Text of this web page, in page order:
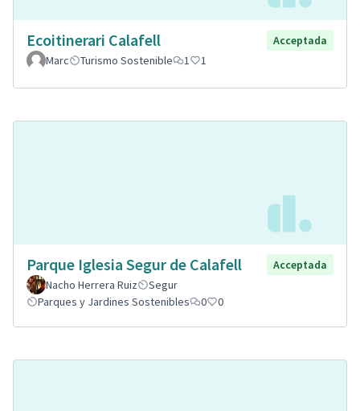
Ecoitinerari Calafell
Acceptada
Marc
Turismo Sostenible 1 1
Parque Iglesia Segur de Calafell
Acceptada
Nacho Herrera Ruiz
Segur
Parques y Jardines Sostenibles
0 0